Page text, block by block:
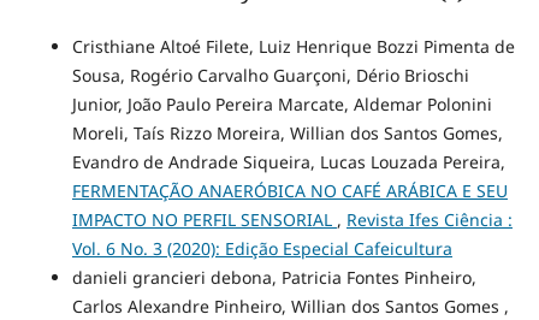
Cristhiane Altoé Filete, Luiz Henrique Bozzi Pimenta de
Sousa, Rogério Carvalho Guarçoni, Dério Brioschi
Junior, João Paulo Pereira Marcate, Aldemar Polonini
Moreli, Taís Rizzo Moreira, Willian dos Santos Gomes,
Evandro de Andrade Siqueira, Lucas Louzada Pereira,
FERMENTAÇÃO ANAERÓBICA NO CAFÉ ARÁBICA E SEU
IMPACTO NO PERFIL SENSORIAL , Revista Ifes Ciência :
Vol. 6 No. 3 (2020): Edição Especial Cafeicultura
danieli grancieri debona, Patricia Fontes Pinheiro,
Carlos Alexandre Pinheiro, Willian dos Santos Gomes ,